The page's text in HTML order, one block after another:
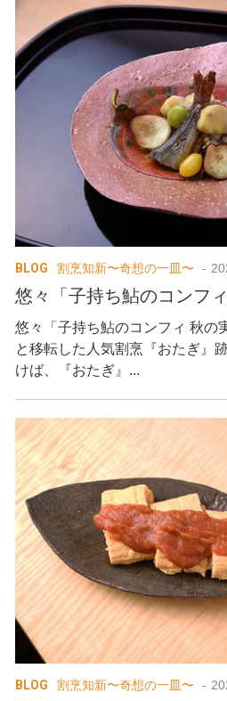
BLOG 割烹知新〜奇想の一皿〜
悠々「子持ち鮎のコンフィ
悠々「子持ち鮎のコンフィ 秋の
と移転した人気割烹『おたぎ』
けば、『おたぎ』...
BLOG 割烹知新〜奇想の一皿〜